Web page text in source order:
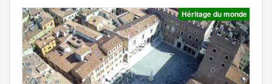
Héritage du monde